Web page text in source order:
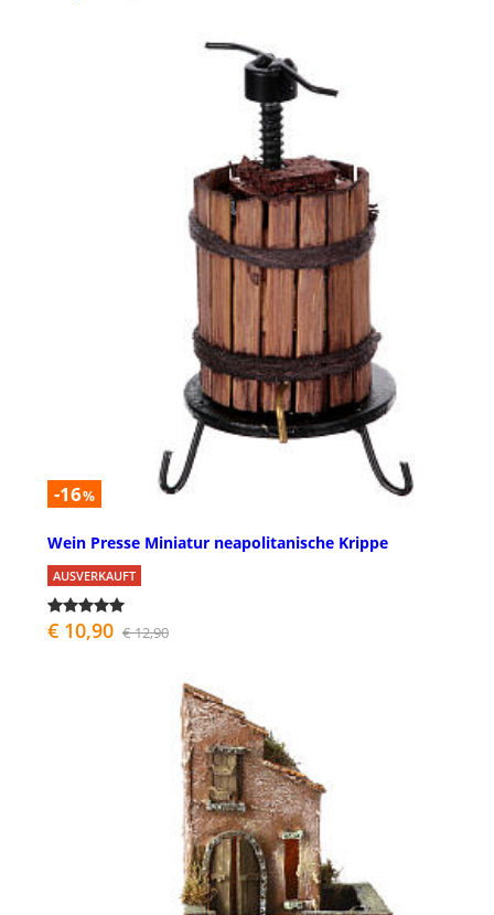
-16%
Wein Presse Miniatur neapolitanische Krippe
AUSVERKAUFT
€ 10,90 € 12,90